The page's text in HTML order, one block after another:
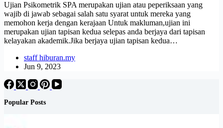
Ujian Psikometrik SPA merupakan ujian atau peperiksaan yang
wajib di jawab sebagai salah satu syarat untuk mereka yang
memohon kerja dengan kerajaan Untuk makluman,ujian ini
merupakan ujian tapisan kedua selepas anda berjaya dari tapisan
kelayakan akademik.Jika berjaya ujian tapisan kedua…
staff hiburan.my
Jun 9, 2023
Popular Posts